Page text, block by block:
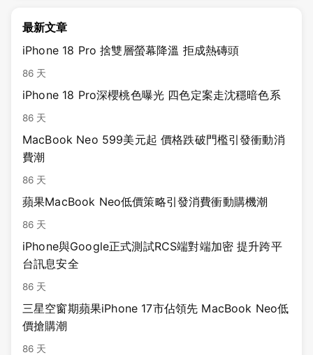
最新文章
iPhone 18 Pro 捨雙層螢幕降溫 拒成熱磚頭
86 天
iPhone 18 Pro深櫻桃色曝光 四色定案走沈穩暗色系
86 天
MacBook Neo 599美元起 價格跌破門檻引發衝動消
費潮
86 天
蘋果MacBook Neo低價策略引發消費衝動購機潮
86 天
iPhone與Google正式測試RCS端對端加密 提升跨平
台訊息安全
86 天
三星空窗期蘋果iPhone 17市佔領先 MacBook Neo低
價搶購潮
86 天